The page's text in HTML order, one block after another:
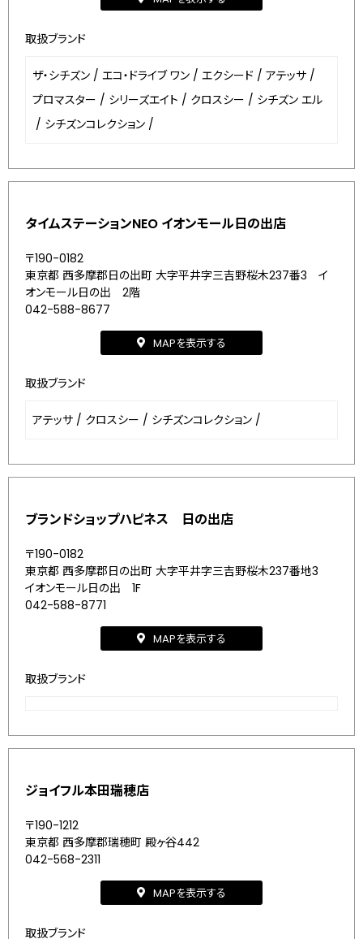
取扱ブランド
ザ・シチズン / エコ・ドライブ ワン / エクシード / アテッサ /
プロマスター / シリーズエイト / クロスシー / シチズン エル
/ シチズンコレクション /
タイムステーションNEO イオンモール日の出店
〒190-0182
東京都 西多摩郡日の出町 大字平井字三吉野桜木237番3 イ
オンモール日の出 2階
042-588-8677
MAPを表示する
取扱ブランド
アテッサ / クロスシー / シチズンコレクション /
ブランドショップハピネス 日の出店
〒190-0182
東京都 西多摩郡日の出町 大字平井字三吉野桜木237番地3
イオンモール日の出 1F
042-588-8771
MAPを表示する
取扱ブランド
ジョイフル本田瑞穂店
〒190-1212
東京都 西多摩郡瑞穂町 殿ヶ谷442
042-568-2311
MAPを表示する
取扱ブランド